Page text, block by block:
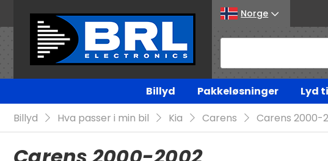
Norge
Billyd Pakkeløsninger Lyd
Billyd
Hva passer i min bil Kia Carens Carens 2000-